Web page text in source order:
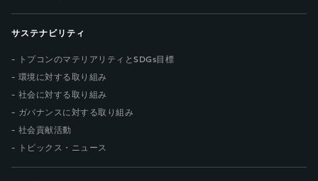
サステナビリティ
トプコンのマテリアリティとSDGs目標
環境に対する取り組み
社会に対する取り組み
ガバナンスに対する取り組み
社会貢献活動
トピックス・ニュース